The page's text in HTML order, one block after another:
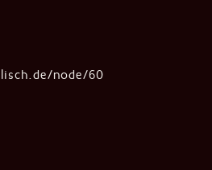
node/60